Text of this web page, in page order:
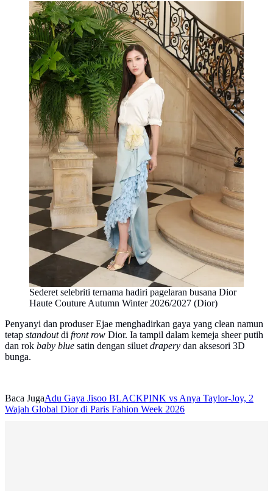
Sederet selebriti ternama hadiri pagelaran busana Dior
Haute Couture Autumn Winter 2026/2027 (Dior)
Penyanyi dan produser Ejae menghadirkan gaya yang clean namun
tetap standoutdi front row Dior. Ia tampil dalam kemeja sheer putih
dan rok baby blue satin dengan siluet drapery dan aksesori 3D
bunga.
Baca JugaAdu Gaya Jisoo BLACKPINK vs Anya Taylor-Joy, 2
Wajah Global Dior di Paris Fahion Week 2026